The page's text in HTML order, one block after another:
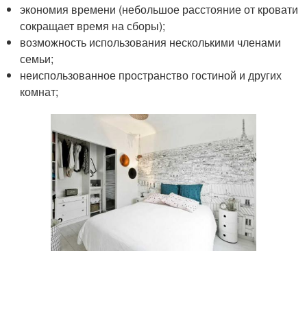
экономия времени (небольшое расстояние от кровати
сокращает время на сборы);
возможность использования несколькими членами
семьи;
неиспользованное пространство гостиной и других
комнат;